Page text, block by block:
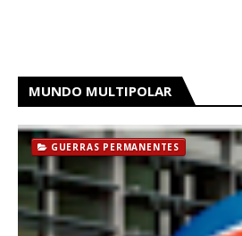
MUNDO MULTIPOLAR
GUERRAS PERMANENTES